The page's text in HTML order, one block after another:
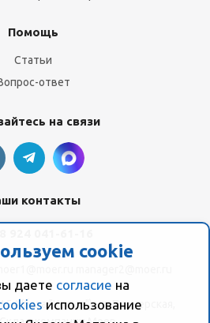
cookie
даете согласие на
использование
Помощь
Статьи
ответ
на связи
контакты
(база "Космо") ул. Пионерская,